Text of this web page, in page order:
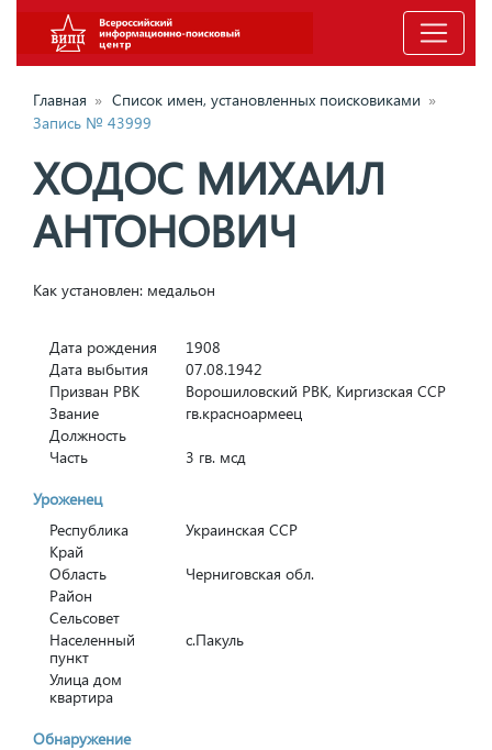
Главная » Список имен, установленных поисковиками »
Запись № 43999
ХОДОС МИХАИЛ
АНТОНОВИЧ
Как установлен: медальон
Дата рождения
1908
Дата выбытия
07.08.1942
Призван РВК
Ворошиловский РВК, Киргизская ССР
Звание
гв.красноармеец
Должность
Часть
3 гв. мсд
Уроженец
Республика
Украинская ССР
Край
Область
Черниговская обл.
Район
Сельсовет
Населенный
пункт
с.Пакуль
Улица дом
квартира
Обнаружение